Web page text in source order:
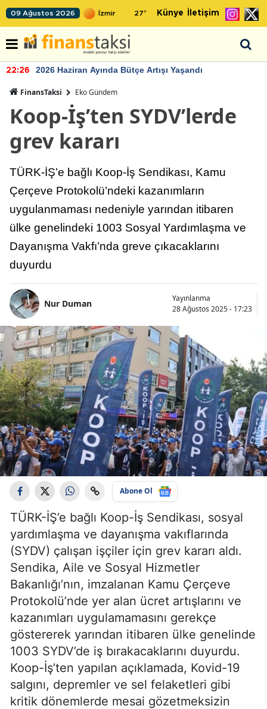
09 Ağustos 2026 27° Künye İletişim
22:26 2026 Haziran Ayında Bütçe Artışı Yaşandı
FinansTaksi Eko Gündem
Koop-İş’ten SYDV’lerde
grev kararı
TÜRK-İŞ’e bağlı Koop-İş Sendikası, Kamu
Çerçeve Protokolü’ndeki kazanımların
uygulanmaması nedeniyle yarından itibaren
ülke genelindeki 1003 Sosyal Yardımlaşma ve
Dayanışma Vakfı’nda greve çıkacaklarını
duyurdu
Nur Duman
Yayınlanma
28 Ağustos 2025 - 17:23
Abone Ol
TÜRK-İŞ’e bağlı Koop-İş Sendikası, sosyal
yardımlaşma ve dayanışma vakıflarında
(SYDV) çalışan işçiler için grev kararı aldı.
Sendika, Aile ve Sosyal Hizmetler
Bakanlığı’nın, imzalanan Kamu Çerçeve
Protokolü’nde yer alan ücret artışlarını ve
kazanımları uygulamamasını gerekçe
göstererek yarından itibaren ülke genelinde
1003 SYDV’de iş bırakacaklarını duyurdu.
Koop-İş’ten yapılan açıklamada, Kovid-19
salgını, depremler ve sel felaketleri gibi
kritik dönemlerde mesai gözetmeksizin